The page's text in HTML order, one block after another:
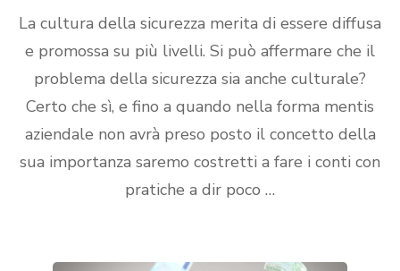
La cultura della sicurezza merita di essere diffusa
e promossa su più livelli. Si può affermare che il
problema della sicurezza sia anche culturale?
Certo che sì, e fino a quando nella forma mentis
aziendale non avrà preso posto il concetto della
sua importanza saremo costretti a fare i conti con
pratiche a dir poco …